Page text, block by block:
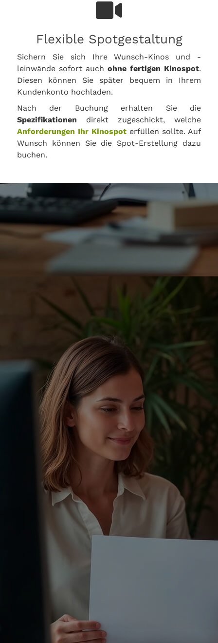
Flexible Spotgestaltung
Sichern Sie sich Ihre Wunsch-Kinos und -
leinwände sofort auch ohne fertigen Kinospot.
Diesen können Sie später bequem in Ihrem
Kundenkonto hochladen.
Nach der Buchung erhalten Sie die
Spezifikationen direkt zugeschickt, welche
Anforderungen Ihr Kinospot erfüllen sollte. Auf
Wunsch können Sie die Spot-Erstellung dazu
buchen.